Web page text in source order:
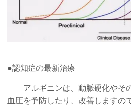
●認知症の最新治療
アルギニンは、動脈硬化やそ
血圧を予防したり、改善しますの